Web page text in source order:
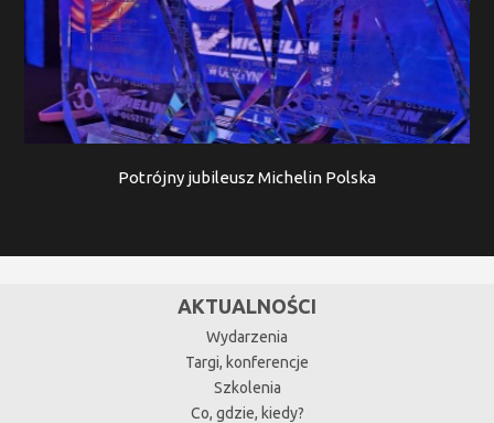
Potrójny jubileusz Michelin Polska
AKTUALNOŚCI
Wydarzenia
Targi, konferencje
Szkolenia
Co, gdzie, kiedy?